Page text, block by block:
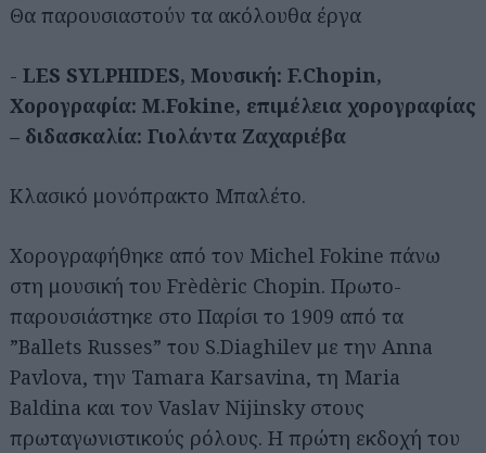
Θα παρουσιαστούν τα ακόλουθα έργα
- LES SYLPHIDES, Μουσική: F.Chopin,
Χορογραφία: M.Fokine, επιμέλεια χορογραφίας
– διδασκαλία: Γιολάντα Ζαχαριέβα
Κλασικό μονόπρακτο Μπαλέτο.
Χορογραφήθηκε από τον Michel Fokine πάνω
στη μουσική του Frèdèric Chopin. Πρωτο-
παρουσιάστηκε στο Παρίσι το 1909 από τα
”Ballets Russes” του S.Diaghilev με την Anna
Pavlova, την Tamara Karsavina, τη Maria
Baldina και τον Vaslav Nijinsky στους
πρωταγωνιστικούς ρόλους. Η πρώτη εκδοχή του